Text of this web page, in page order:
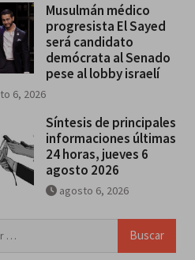
Musulmán médico
progresista El Sayed
será candidato
demócrata al Senado
pese al lobby israelí
6, 2026
Síntesis de principales
informaciones últimas
24 horas, jueves 6
agosto 2026
agosto 6, 2026